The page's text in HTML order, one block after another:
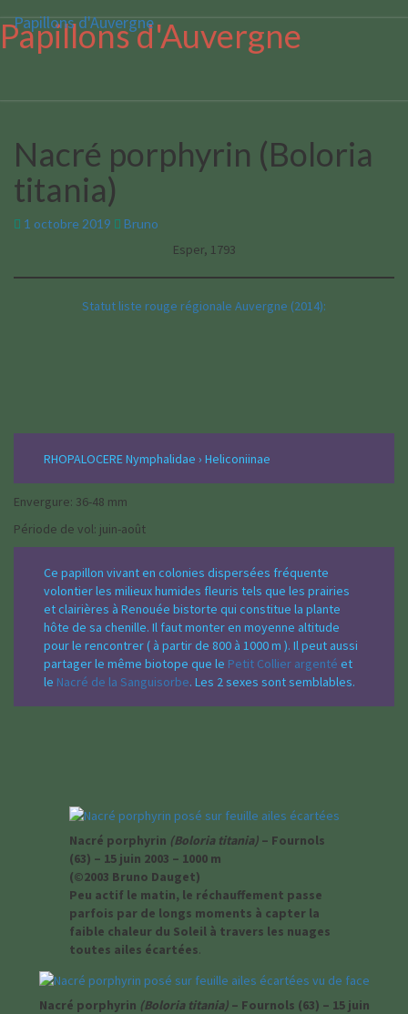
Papillons d'Auvergne
Papillons d'Auvergne
Nacré
porphyrin
(Boloria
titania)
Nacré porphyrin (Boloria
titania)
1 octobre 2019 Bruno
Esper, 1793
Statut liste rouge régionale Auvergne (2014):
RHOPALOCERE Nymphalidae › Heliconiinae
Envergure: 36-48 mm
Période de vol: juin-août
Ce papillon vivant en colonies dispersées fréquente
volontier les milieux humides fleuris tels que les prairies
et clairières à Renouée bistorte qui constitue la plante
hôte de sa chenille. Il faut monter en moyenne altitude
pour le rencontrer ( à partir de 800 à 1000 m ). Il peut aussi
partager le même biotope que le Petit Collier argenté et
le Nacré de la Sanguisorbe. Les 2 sexes sont semblables.
Nacré porphyrin (Boloria titania)– Fournols
(63) – 15 juin 2003 – 1000 m
(©2003 Bruno Dauget)
Peu actif le matin, le réchauffement passe
parfois par de longs moments à capter la
faible chaleur du Soleil à travers les nuages
toutes ailes écartées.
Nacré porphyrin (Boloria titania) – Fournols (63) – 15 juin